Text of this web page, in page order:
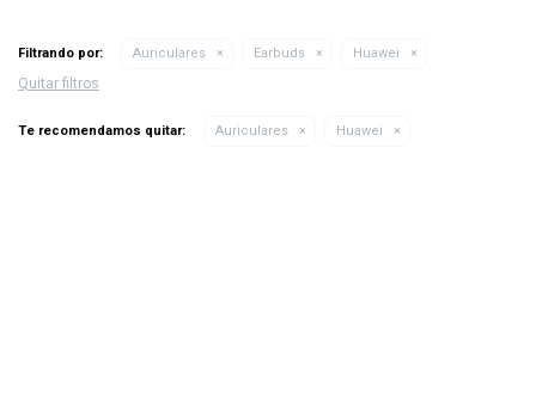
Filtrando por: Auriculares Earbuds Huawei
Quitar filtros
Te recomendamos quitar: Auriculares Huawei